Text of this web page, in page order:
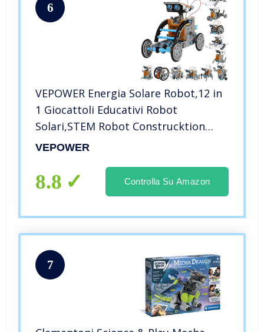
6
VEPOWER Energia Solare Robot,12 in
1 Giocattoli Educativi Robot
Solari,STEM Robot Construcktion
Set,Kit Esperimenti di Assemblaggio
Regalo di 8-13 Anni(190 pezzi)
VEPOWER
8.8 Controlla Su Amazon
7